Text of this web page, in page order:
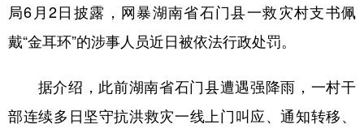
文化 书画 健康 军事
法律 中央文件 金融 汽车
食品 人居 信息化 数字经济
局6月2日披露，网暴湖南省石门县一救灾村支书佩
戴“金耳环”的涉事人员近日被依法行政处罚。
据介绍，此前湖南省石门县遭遇强降雨，一村干
部连续多日坚守抗洪救灾一线上门叫应、通知转移、